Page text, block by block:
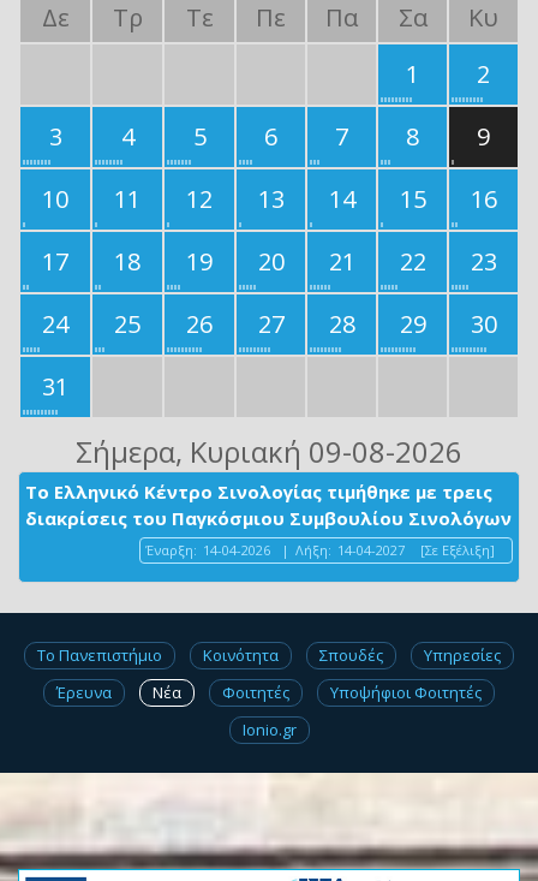
Δε Τρ Τε Πε Πα Σα
Κυ
1
2
3
4 5 6 7 8
9
10
11 12 13 14 15
16
17
18 19 20 21 22
23
24
25 26 27 28 29
30
31
Σήμερα, Κυριακή 09-08-2026
Το Ελληνικό Κέντρο Σινολογίας τιμήθηκε με τρεις
διακρίσεις του Παγκόσμιου Συμβουλίου Σινολόγων
Έναρξη: 14-04-2026 | Λήξη: 14-04-2027 [Σε Εξέλιξη]
Το Πανεπιστήμιο Κοινότητα Σπουδές
Υπηρεσίες
Έρευνα
Νέα Φοιτητές
Υποψήφιοι Φοιτητές
Ionio.gr